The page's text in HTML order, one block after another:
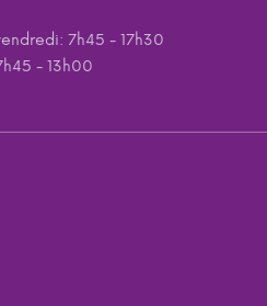
7h45 - 17h30
- 13h00